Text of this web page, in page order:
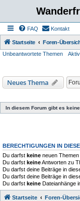
FAQ Kontakt
Startseite Foren-
Unbeantwortete Themen
Neues Thema
In diesem Forum gibt es
BERECHTIGUNGEN IN
Du darfst keine neuen
Du darfst keineAntworten zu
Du darfst deine Beiträge in
Du darfst deine Beiträge in
Du darfst keine Dateianhänge
Startseite Foren-